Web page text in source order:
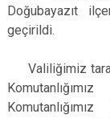
Doğubayazıt
geçirildi.
Valiliğimiz